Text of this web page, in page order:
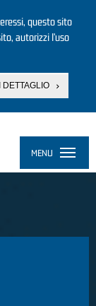
questo sito
autorizzi l’uso
DETTAGLIO
MENU